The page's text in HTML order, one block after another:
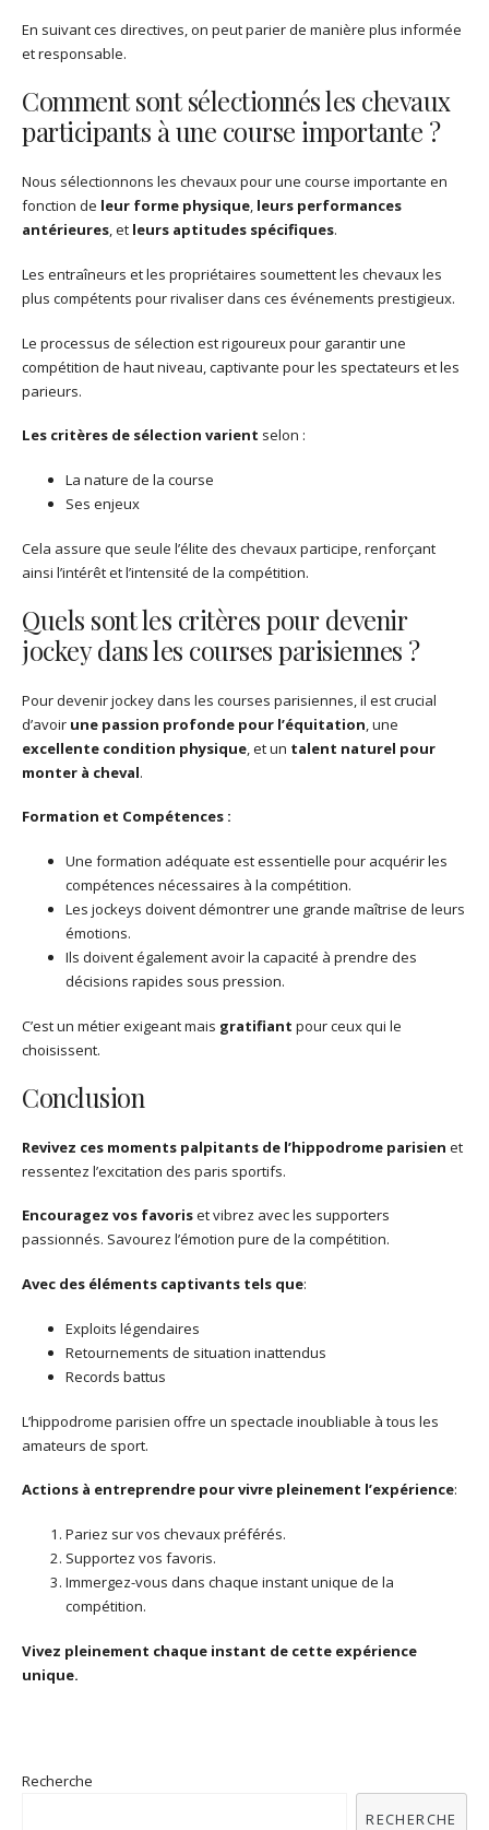
En suivant ces directives, on peut parier de manière plus informée
et responsable.
Comment sont sélectionnés les chevaux
participants à une course importante ?
Nous sélectionnons les chevaux pour une course importante en
fonction de leur forme physique, leurs performances
antérieures, et leurs aptitudes spécifiques.
Les entraîneurs et les propriétaires soumettent les chevaux les
plus compétents pour rivaliser dans ces événements prestigieux.
Le processus de sélection est rigoureux pour garantir une
compétition de haut niveau, captivante pour les spectateurs et les
parieurs.
Les critères de sélection varient selon :
La nature de la course
Ses enjeux
Cela assure que seule l’élite des chevaux participe, renforçant
ainsi l’intérêt et l’intensité de la compétition.
Quels sont les critères pour devenir
jockey dans les courses parisiennes ?
Pour devenir jockey dans les courses parisiennes, il est crucial
d’avoir une passion profonde pour l’équitation, une
excellente condition physique, et un talent naturel pour
monter à cheval.
Formation et Compétences :
Une formation adéquate est essentielle pour acquérir les
compétences nécessaires à la compétition.
Les jockeys doivent démontrer une grande maîtrise de leurs
émotions.
Ils doivent également avoir la capacité à prendre des
décisions rapides sous pression.
C’est un métier exigeant mais gratifiant pour ceux qui le
choisissent.
Conclusion
Revivez ces moments palpitants de l’hippodrome parisien et
ressentez l’excitation des paris sportifs.
Encouragez vos favoriset vibrez avec les supporters
passionnés. Savourez l’émotion pure de la compétition.
Avec des éléments captivants tels que:
Exploits légendaires
Retournements de situation inattendus
Records battus
L’hippodrome parisien offre un spectacle inoubliable à tous les
amateurs de sport.
Actions à entreprendre pour vivre pleinement l’expérience:
Pariez sur vos chevaux préférés.
Supportez vos favoris.
Immergez-vous dans chaque instant unique de la
compétition.
Vivez pleinement chaque instant de cette expérience
unique.
Recherche
RECHERCHE